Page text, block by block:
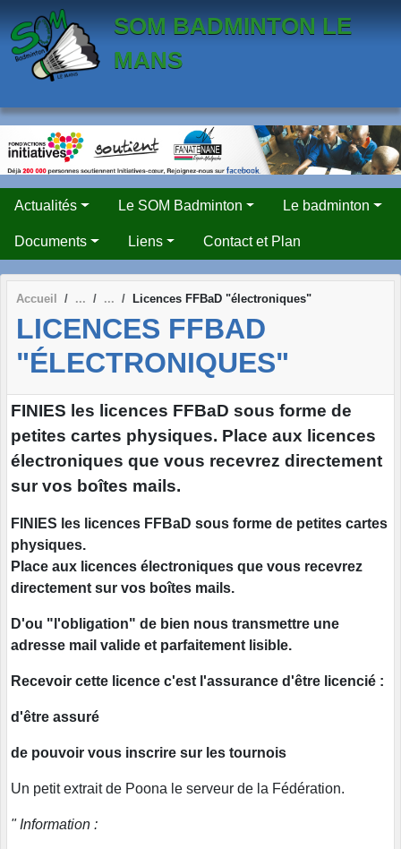
SOM BADMINTON LE
MANS
Actualités Le SOM Badminton Le badminton
Documents Liens Contact et Plan
Accueil Licences FFBaD "électroniques"
LICENCES FFBAD
"ÉLECTRONIQUES"
FINIES les licences FFBaD sous forme de
petites cartes physiques. Place aux licences
électroniques que vous recevrez directement
sur vos boîtes mails.
FINIES les licences FFBaD sous forme de petites cartes
physiques.
Place aux licences électroniques que vous recevrez
directement sur vos boîtes mails.
D'ou "l'obligation" de bien nous transmettre une
adresse mail valide et parfaitement lisible.
Recevoir cette licence c'est l'assurance d'être licencié :
d'être assuré
de pouvoir vous inscrire sur les tournois
Un petit extrait de Poona le serveur de la Fédération.
" Information :
Panneau de gestion des cookies